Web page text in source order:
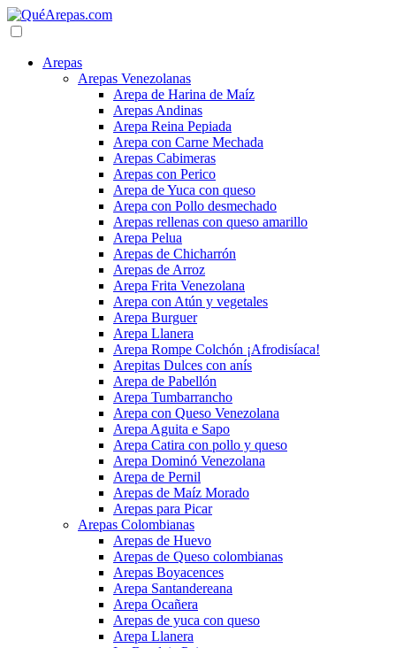
Arepas
Arepas Venezolanas
Arepa de Harina de Maíz
Arepas Andinas
Arepa Reina Pepiada
Arepa con Carne Mechada
Arepas Cabimeras
Arepas con Perico
Arepa de Yuca con queso
Arepa con Pollo desmechado
Arepas rellenas con queso amarillo
Arepa Pelua
Arepas de Chicharrón
Arepas de Arroz
Arepa Frita Venezolana
Arepa con Atún y vegetales
Arepa Burguer
Arepa Llanera
Arepa Rompe Colchón ¡Afrodisíaca!
Arepitas Dulces con anís
Arepa de Pabellón
Arepa Tumbarrancho
Arepa con Queso Venezolana
Arepa Aguita e Sapo
Arepa Catira con pollo y queso
Arepa Dominó Venezolana
Arepa de Pernil
Arepas de Maíz Morado
Arepas para Picar
Arepas Colombianas
Arepas de Huevo
Arepas de Queso colombianas
Arepas Boyacences
Arepa Santandereana
Arepa Ocañera
Arepas de yuca con queso
Arepa Llanera